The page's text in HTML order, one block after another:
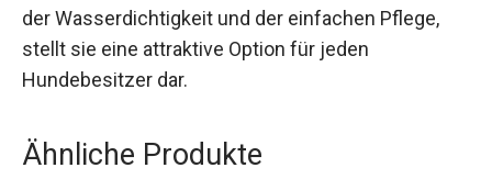
der Wasserdichtigkeit und der einfachen Pflege,
stellt sie eine attraktive Option für jeden
Hundebesitzer dar.
Ähnliche Produkte